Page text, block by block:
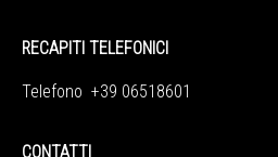
RECAPITI TELEFONICI
Telefono +39 06518601
CONTATTI